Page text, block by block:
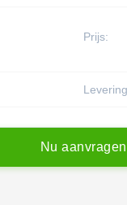
Prijs:
N u aanvragen